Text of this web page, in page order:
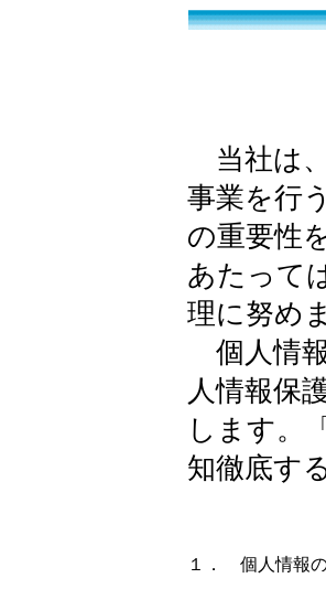
当社は
事業を行
の重要性
あたって
理に努め
個人情
人情報保
します。
知徹底す
１． 個人情報の